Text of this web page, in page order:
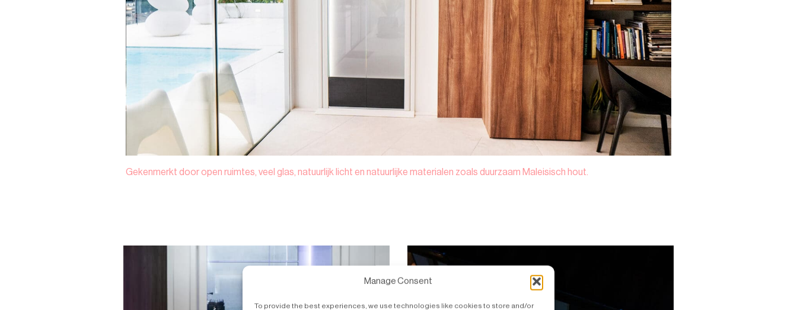
Manage Consent
To provide the best experiences, we use technologies like cookies to store and/or
Gekenmerkt door open ruimtes, veel glas, natuurlijk licht en natuurlijke materialen zoals duurzaam Maleisisch hout.